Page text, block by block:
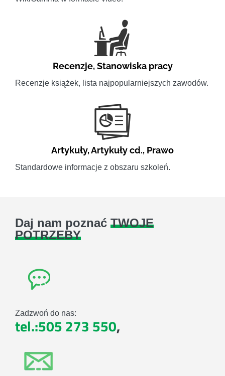
Recenzje,Stanowiska pracy
Recenzje książek, lista najpopularniejszych zawodów.
Artykuły,Artykuły cd., Prawo
Standardowe informacje z obszaru szkoleń.
Daj nam poznać TWOJE
POTRZEBY
Zadzwoń do nas:
tel.:505 273 550,